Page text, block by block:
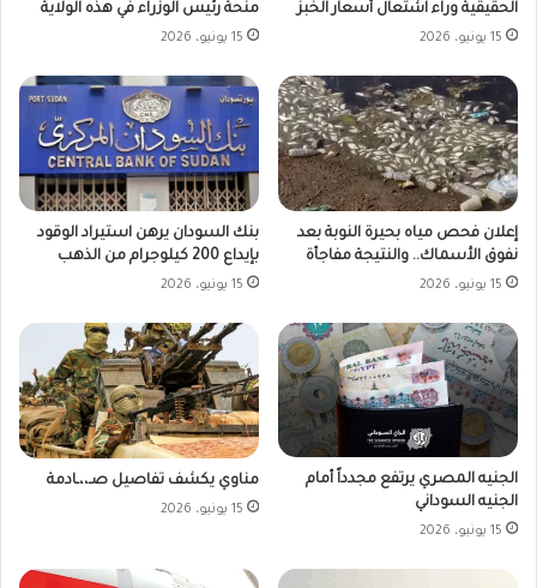
الحقيقية وراء اشتعال أسعار الخبز
15 يونيو، 2026
منحة رئيس الوزراء في هذه الولاية
15 يونيو، 2026
إعلان فحص مياه بحيرة النوبة بعد
نفوق الأسماك.. والنتيجة مفاجأة
15 يونيو، 2026
بنك السودان يرهن استيراد الوقود
بإيداع 200 كيلوجرام من الذهب
15 يونيو، 2026
الجنيه المصري يرتفع مجدداً أمام
الجنيه السوداني
15 يونيو، 2026
مناوي يكشف تفاصيل صـ،،ـادمة
15 يونيو، 2026